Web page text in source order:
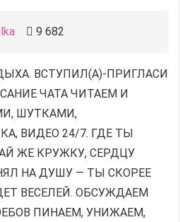
9 682
ВСТУПИЛ(А)-ПРИГЛАСИ
ЧАТА ЧИТАЕМ И
ШУТКАМИ,
ВИДЕО 24/7. ГДЕ ТЫ
ЖЕ КРУЖКУ, СЕРДЦУ
НА ДУШУ — ТЫ СКОРЕЕ
ВЕСЕЛЕЙ. ОБСУЖДАЕМ
ПИНАЕМ, УНИЖАЕМ,